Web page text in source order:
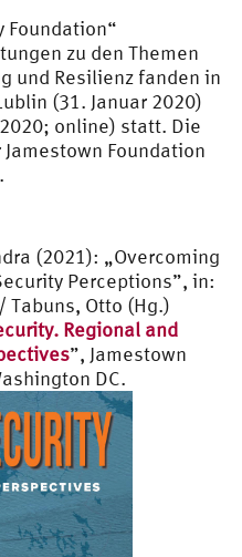
Foundation“
zu den Themen
und Resilienz fanden in
(31. Januar 2020)
online) statt. Die
Foundation
(2021): „Overcoming
Perceptions”, in:
Tabuns, Otto (Hg.)
Regional and
”, Jamestown
DC.